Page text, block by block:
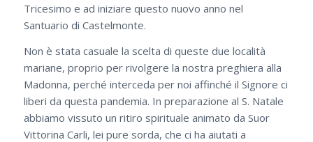
Tricesimo e ad iniziare questo nuovo anno nel
Santuario di Castelmonte.
Non è stata casuale la scelta di queste due località
mariane, proprio per rivolgere la nostra preghiera alla
Madonna, perché interceda per noi affinché il Signore ci
liberi da questa pandemia. In preparazione al S. Natale
abbiamo vissuto un ritiro spirituale animato da Suor
Vittorina Carli, lei pure sorda, che ci ha aiutati a